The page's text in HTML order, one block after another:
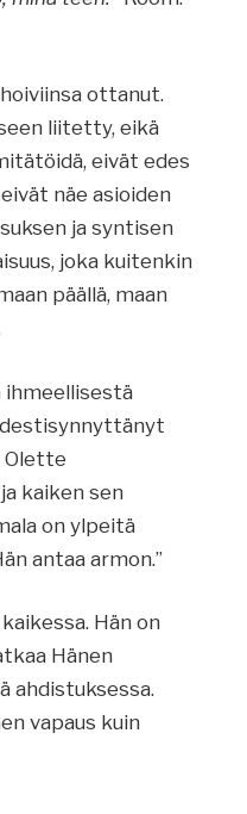
ottanut.
liitetty, eikä
eivät edes
näe asioiden
ja syntisen
joka kuitenkin
päällä, maan
ihmeellisestä
Olette
kaiken sen
on ylpeitä
antaa armon.”
Hän on
Hänen
ahdistuksessa.
vapaus kuin